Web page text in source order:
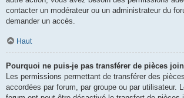
contacter un modérateur ou un administrateur du
demander un accès.
Haut
Pourquoi ne puis-je pas transférer de pièces
Les permissions permettant de transférer des
accordées par forum, par groupe ou par utilisateur.